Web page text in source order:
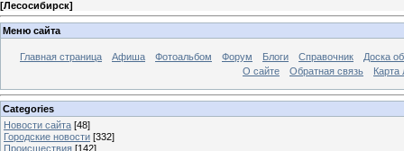
[Лесосибирск]
Меню сайта
Главная страница Афиша Фотоальбом Форум Блоги Справочник
Доска
О сайте
Обратная связь Карта
Categories
Новости сайта [48]
Городские новости [332]
Происшествия [142]